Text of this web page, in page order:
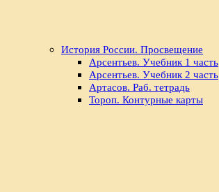
История России. Просвещение
Арсентьев. Учебник 1 часть
Арсентьев. Учебник 2 часть
Артасов. Раб. тетрадь
Тороп. Контурные карты